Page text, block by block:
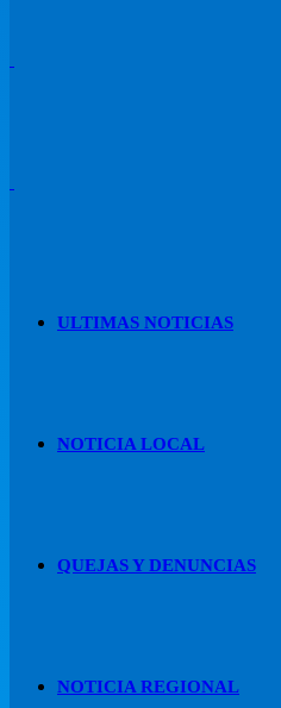
ULTIMAS NOTICIAS
NOTICIA LOCAL
QUEJAS Y DENUNCIAS
NOTICIA REGIONAL